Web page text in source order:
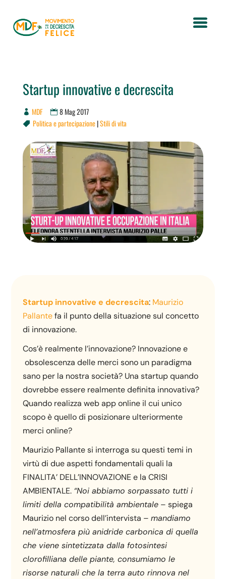
Startup innovative e decrescita
MDF 8 Mag 2017
 Politica e partecipazione|Stili di vita
Startup innovative e decrescita: Maurizio
Pallantefa il punto della situazione sul concetto
di innovazione.
Cos’è realmente l’innovazione? Innovazione e
obsolescenza delle merci sono un paradigma
sano per la nostra società? Una startup quando
dovrebbe essere realmente definita innovativa?
Quando realizza web app online il cui unico
scopo è quello di posizionare ulteriormente
merci online?
Maurizio Pallante si interroga su questi temi in
virtù di due aspetti fondamentali quali la
FINALITA’ DELL’INNOVAZIONE e la CRISI
AMBIENTALE. “Noi abbiamo sorpassato tutti i
limiti della compatibilità ambientale – spiega
Maurizio nel corso dell’intervista –mandiamo
nell’atmosfera più anidride carbonica di quella
che viene sintetizzata dalla fotosintesi
clorofilliana delle piante, consumiamo le
risorse naturali che la terra auto rinnova nel